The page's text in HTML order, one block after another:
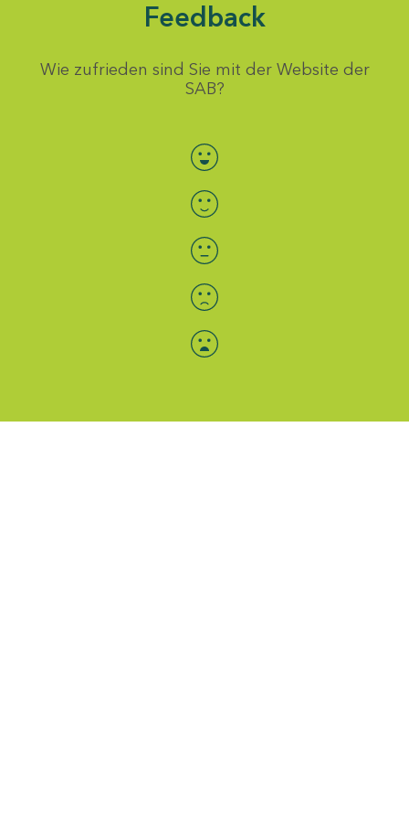
Feedback
Wie zufrieden sind Sie mit der Website der
SAB?
Bewertung auswählen